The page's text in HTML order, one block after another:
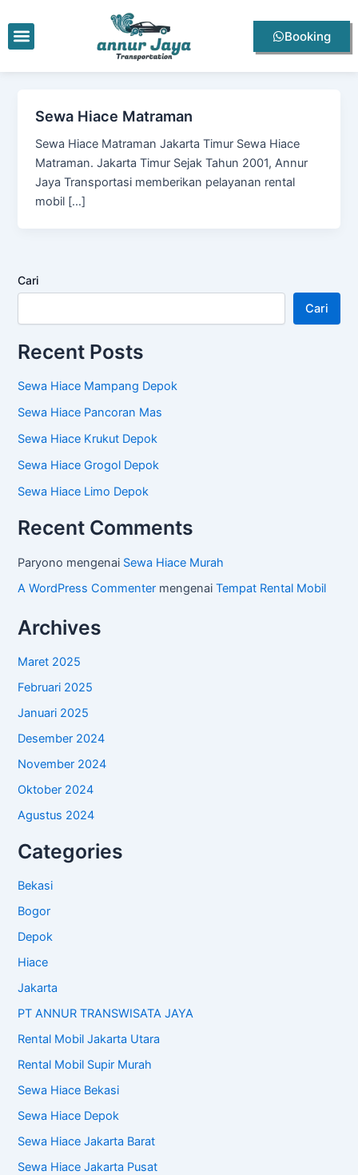
ke
konten
Menu Booking
Sewa Hiace Matraman
Sewa Hiace Matraman Jakarta Timur Sewa Hiace
Matraman. Jakarta Timur Sejak Tahun 2001, Annur
Jaya Transportasi memberikan pelayanan rental
mobil […]
Cari
Cari
Recent Posts
Sewa Hiace Mampang Depok
Sewa Hiace Pancoran Mas
Sewa Hiace Krukut Depok
Sewa Hiace Grogol Depok
Sewa Hiace Limo Depok
Recent Comments
Paryono mengenai Sewa Hiace Murah
A WordPress Commenter mengenaiTempat Rental Mobil
Archives
Maret 2025
Februari 2025
Januari 2025
Desember 2024
November 2024
Oktober 2024
Agustus 2024
Categories
Bekasi
Bogor
Depok
Hiace
Jakarta
PT ANNUR TRANSWISATA JAYA
Rental Mobil Jakarta Utara
Rental Mobil Supir Murah
Sewa Hiace Bekasi
Sewa Hiace Depok
Sewa Hiace Jakarta Barat
Sewa Hiace Jakarta Pusat